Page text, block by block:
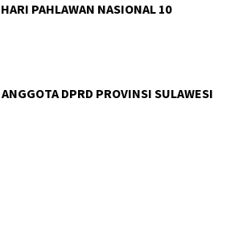
PAHLAWAN NASIONAL 10
DPRD PROVINSI SULAWESI